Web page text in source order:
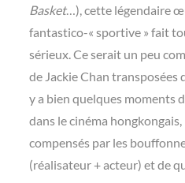
Basket…), cette légendaire
fantastico-« sportive » fait
sérieux. Ce serait un peu
de Jackie Chan transposées
y a bien quelques moments
dans le cinéma
compensés par les
(réalisateur + acteur) et de